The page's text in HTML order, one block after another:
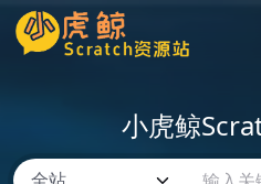
小虎鲸